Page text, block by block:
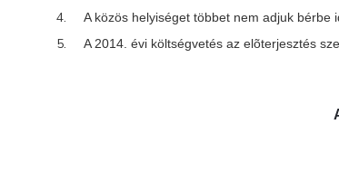
A közös helyiséget többet nem adjuk bérbe
A 2014. évi költségvetés az elõterjesztés